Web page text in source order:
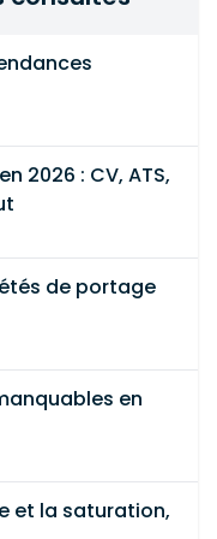
2026 : CV, ATS,
de portage
en
et la saturation,